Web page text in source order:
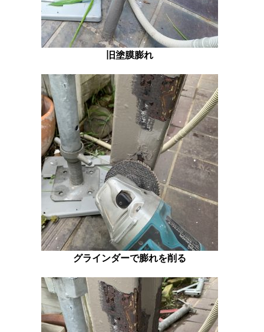
旧塗膜膨れ
グラインダーで膨れを削る